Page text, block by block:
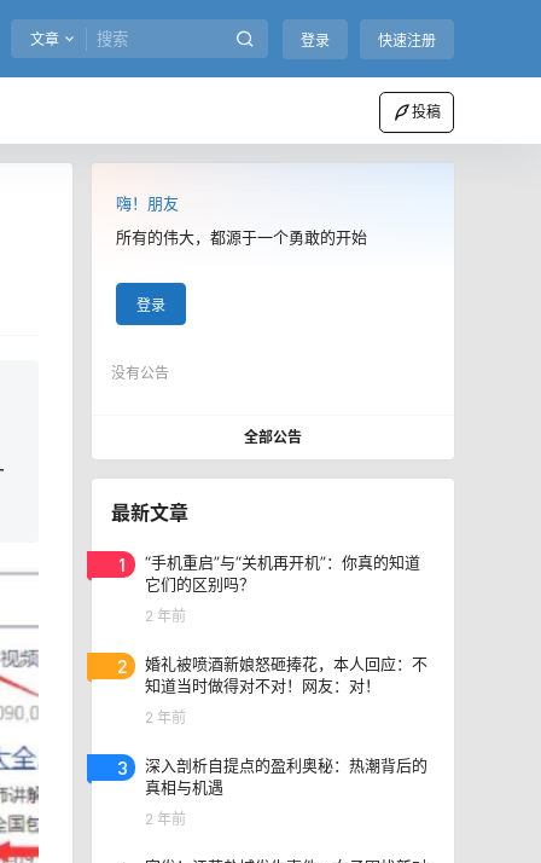
文章 登录 快速注册
投稿
嗨！朋友
所有的伟大，都源于一个勇敢的开始
登录
没有公告
全部公告
最新文章
1
“手机重启”与“关机再开机”：你真的知道
它们的区别吗？
2 年前
2
婚礼被喷酒新娘怒砸捧花，本人回应：不
知道当时做得对不对！网友：对！
2 年前
3
深入剖析自提点的盈利奥秘：热潮背后的
真相与机遇
2 年前